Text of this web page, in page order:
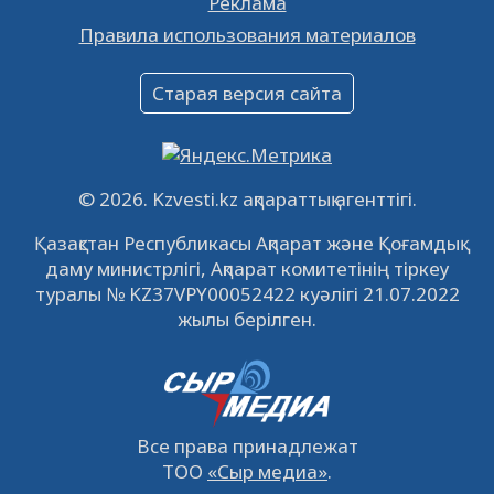
16.12.2022 61045
Объявление
09.12.2022
Свободные рабочие места
встречу с инвесторами в Кызылорде 22
ноября
21.11.2022 14944 0
© 2026. Kzvesti.kz ақпараттық агенттігі.
Қазақстан Республикасы Ақпарат және Қоғамдық
даму министрлігі, Ақпарат комитетінің тіркеу
туралы № KZ37VPY00052422 куәлігі 21.07.2022
жылы берілген.
Все права принадлежат
ТОО «Сыр медиа».
Правила использования материалов
Старая версия сайта